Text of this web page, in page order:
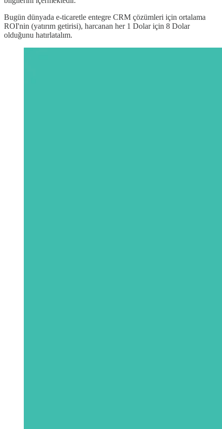
Bugün dünyada e-ticaretle entegre CRM çözümleri için ortalama
ROI'nin (yatırım getirisi), harcanan her 1 Dolar için 8 Dolar
olduğunu hatırlatalım.